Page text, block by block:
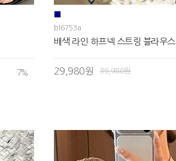
7%
bl6753a
배색 라인 하프넥 스트링 블라우스
29,980원 39,980원